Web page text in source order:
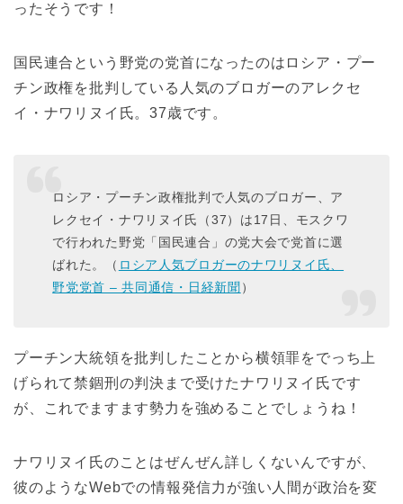
ったそうです！
国民連合という野党の党首になったのはロシア・プー
チン政権を批判している人気のブロガーのアレクセ
イ・ナワリヌイ氏。37歳です。
ロシア・プーチン政権批判で人気のブロガー、ア
レクセイ・ナワリヌイ氏（37）は17日、モスクワ
で行われた野党「国民連合」の党大会で党首に選
ばれた。（ ロシア人気ブロガーのナワリヌイ氏、
野党党首 – 共同通信・日経新聞 ）
プーチン大統領を批判したことから横領罪をでっち上
げられて禁錮刑の判決まで受けたナワリヌイ氏です
が、これでますます勢力を強めることでしょうね！
ナワリヌイ氏のことはぜんぜん詳しくないんですが、
彼のようなWebでの情報発信力が強い人間が政治を変